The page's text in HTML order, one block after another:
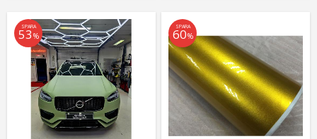
SPARA
53 %
SPARA
60%